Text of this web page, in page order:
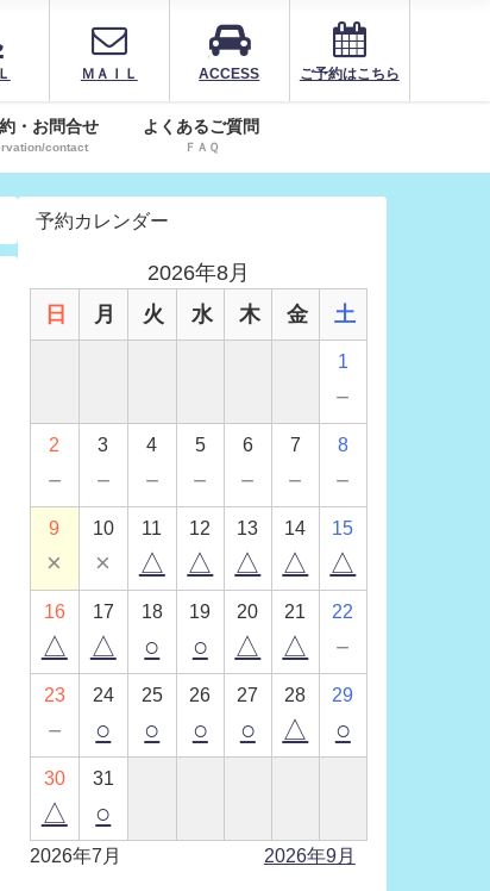
ＭＡＩＬ ACCESS ご予約はこちら
・お問合せ
contact
よくあるご質問
ＦＡＱ
予約カレンダー
2026年8月
日
月 火 水 木 金 土
1
－
2
－
3
－
4
－
5
－
6
－
7
－
8
－
9
×
10
×
11
△
12
△
13
△
14
△
15
△
16
△
17
△
18
○
19
○
20
△
21
△
22
－
23
－
24
○
25
○
26
○
27
○
28
△
29
○
30
△
31
○
2026年7月 2026年9月